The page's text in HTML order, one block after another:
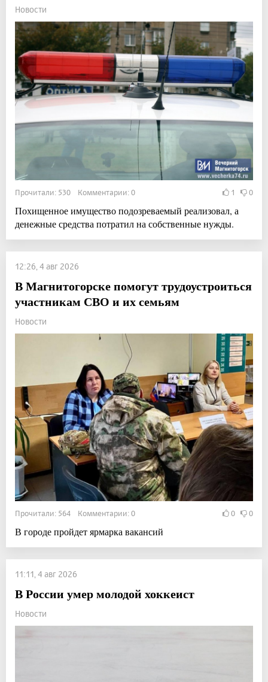
Новости
Прочитали: 530 Комментарии: 0 1 0
Похищенное имущество подозреваемый реализовал, а
денежные средства потратил на собственные нужды.
12:26, 4 авг 2026
В Магнитогорске помогут трудоустроиться
участникам СВО и их семьям
Новости
Прочитали: 564 Комментарии: 0 0 0
В городе пройдет ярмарка вакансий
11:11, 4 авг 2026
В России умер молодой хоккеист
Новости